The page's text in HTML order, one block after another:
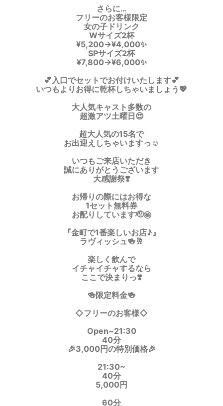
さらに…
フリーのお客様限定
女の子ドリンク
Wサイズ2杯
¥5,200→¥4,000✨
SPサイズ2杯
¥7,800→¥6,000✨
💕入口でセットでお付けいたします💕
いつもよりお得に乾杯しちゃいましょう💖
大人気キャスト多数の
超激アツ土曜日😍
超大人気の15名で
お出迎えしちゃいますっ☺️
いつもご来店いただき
誠にありがとうございます
大感謝祭❣️
お帰りの際にはお得な
1セット無料券
お配りしています🫡㊙️
『金町で1番楽しいお店♪』
ラヴィッシュ🍻🥂
楽しく飲んで
イチャイチャするなら
ここで決まりっ❣️
🍻限定料金🍻
◇フリーのお客様◇
Open~21:30
40分
🎉3,000円の特別価格🎉
21:30~
40分
5,000円
60分